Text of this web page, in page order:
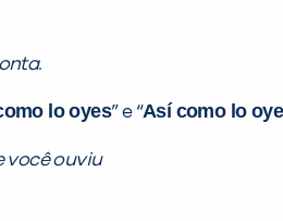
lo oyes” e “Así como lo
você ouviu